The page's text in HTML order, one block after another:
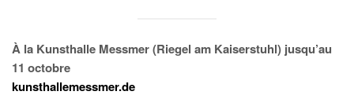
À la Kunsthalle Messmer (Riegel am Kaiserstuhl) jusqu’au
11 octobre
kunsthallemessmer.de